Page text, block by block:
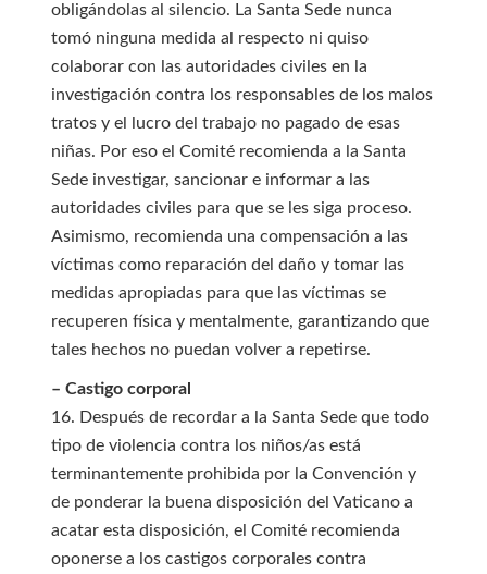
obligándolas al silencio. La Santa Sede nunca
tomó ninguna medida al respecto ni quiso
colaborar con las autoridades civiles en la
investigación contra los responsables de los malos
tratos y el lucro del trabajo no pagado de esas
niñas. Por eso el Comité recomienda a la Santa
Sede investigar, sancionar e informar a las
autoridades civiles para que se les siga proceso.
Asimismo, recomienda una compensación a las
víctimas como reparación del daño y tomar las
medidas apropiadas para que las víctimas se
recuperen física y mentalmente, garantizando que
tales hechos no puedan volver a repetirse.
– Castigo corporal
16. Después de recordar a la Santa Sede que todo
tipo de violencia contra los niños/as está
terminantemente prohibida por la Convención y
de ponderar la buena disposición del Vaticano a
acatar esta disposición, el Comité recomienda
oponerse a los castigos corporales contra